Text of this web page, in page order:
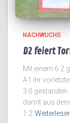
NACHWUCHS
D2 feiert
Mit einem 6:2
A1 ihr
3:0
damit aus
1:2